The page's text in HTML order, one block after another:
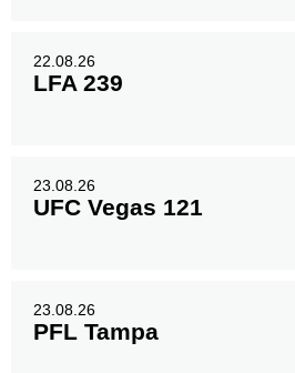
22.08.26
LFA 239
23.08.26
UFC Vegas 121
23.08.26
PFL Tampa